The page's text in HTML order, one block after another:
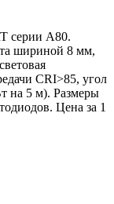
серии A80.
шириной 8 мм,
CRI>85, угол
на 5 м). Размеры
Цена за 1